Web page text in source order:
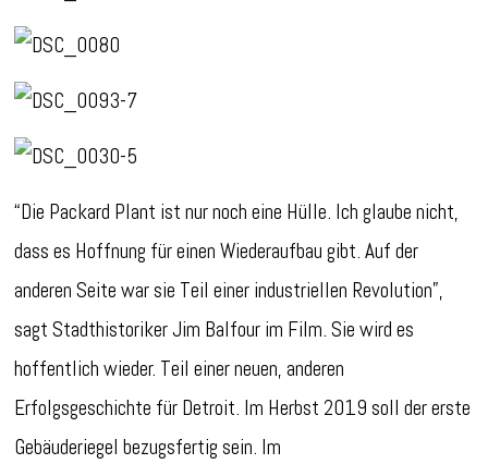
“Die Packard Plant ist nur noch eine Hülle. Ich glaube nicht,
dass es Hoffnung für einen Wiederaufbau gibt. Auf der
anderen Seite war sie Teil einer industriellen Revolution”,
sagt Stadthistoriker Jim Balfour im Film. Sie wird es
hoffentlich wieder. Teil einer neuen, anderen
Erfolgsgeschichte für Detroit. Im Herbst 2019 soll der erste
Gebäuderiegel bezugsfertig sein. Im